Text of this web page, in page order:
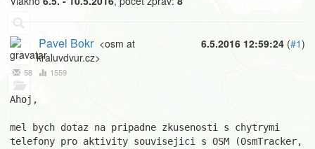
6.5.2016 12:59:24 (#1)
Pavel Bokr <osm at
kraluvdvur.cz>
58 1559
Ahoj,
mel bych dotaz na pripadne zkusenosti s chytrymi
telefony pro aktivity souvisejici s OSM (OsmTracker,